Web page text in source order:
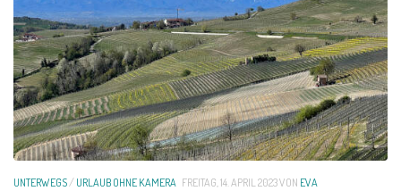
UNTERWEGS/URLAUB OHNE KAMERA FREITAG, 14. APRIL 2023VON EVA